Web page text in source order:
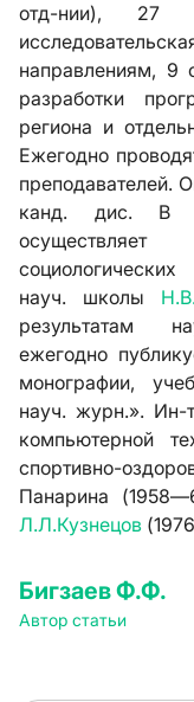
отд-нии), 27
направлениям, 9
разработки
региона и
Ежегодно
преподавателей.
канд. дис. В
науч. школы
результатам
ежегодно
монографии,
науч. журн.». Ин-
компьютерной
спортивно-
Панарина
Л.Л.Кузнецов
Бигзаев Ф.Ф.
Автор статьи